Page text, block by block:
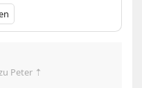
Peter ⇡